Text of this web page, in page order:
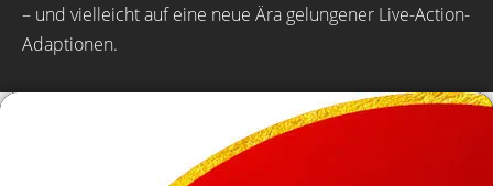
– und vielleicht auf eine neue Ära gelungener Live-Action-
Adaptionen.